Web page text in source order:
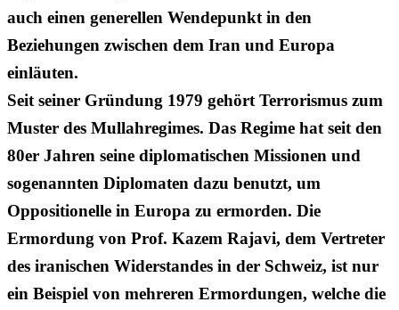
auch einen generellen Wendepunkt in den
Beziehungen zwischen dem Iran und Europa
einläuten.
Seit seiner Gründung 1979 gehört Terrorismus zum
Muster des Mullahregimes. Das Regime hat seit den
80er Jahren seine diplomatischen Missionen und
sogenannten Diplomaten dazu benutzt, um
Oppositionelle in Europa zu ermorden. Die
Ermordung von Prof. Kazem Rajavi, dem Vertreter
des iranischen Widerstandes in der Schweiz, ist nur
ein Beispiel von mehreren Ermordungen, welche die